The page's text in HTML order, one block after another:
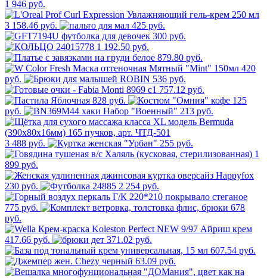
1 946 руб.
3 158.46 руб.
425 руб.
300 руб.
1 192.50 руб.
879.80 руб.
420
руб.
536 руб.
757.12 руб.
828 руб.
125
руб.
213 руб.
3 488 руб.
255 руб.
1
899 руб.
230 руб. 2 254 руб.
775 руб.
678
руб.
417.66 руб.
371.02 руб.
607.54 руб.
63.09 руб.